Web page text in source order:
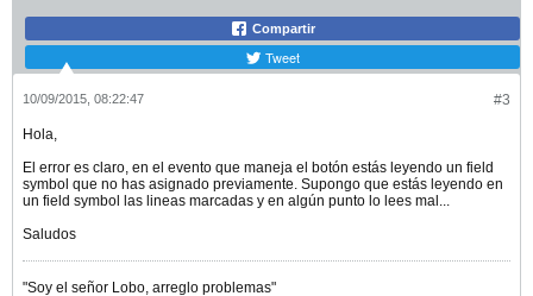
Compartir
Tweet
#3
10/09/2015, 08:22:47
Hola,
El error es claro, en el evento que maneja el botón estás leyendo un field
symbol que no has asignado previamente. Supongo que estás leyendo en
un field symbol las lineas marcadas y en algún punto lo lees mal...
Saludos
"Soy el señor Lobo, arreglo problemas"